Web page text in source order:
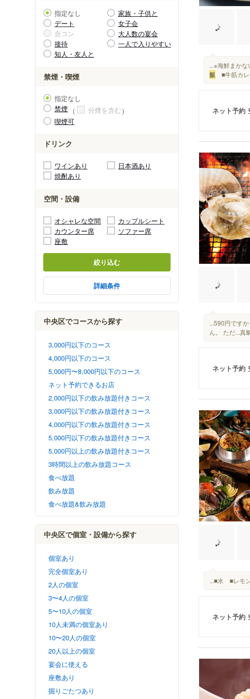
指定なし
家族・子供と
デート
女子会
合コン
大人数の宴会
接待
一人で入りやすい
知人・友人と
禁煙・喫煙
指定なし
禁煙
分煙を含む
喫煙可
ドリンク
ワインあり
日本酒あり
焼酎あり
空間・設備
オシャレな空間
カップルシート
カウンター席
ソファー席
座敷
絞り込む
詳細条件
中央区でコースから探す
3,000円以下のコース
4,000円以下のコース
5,000円〜8,000円以下のコース
ネット予約できるお店
2,000円以下の飲み放題付きコース
3,000円以下の飲み放題付きコース
4,000円以下の飲み放題付きコース
5,000円以下の飲み放題付きコース
5,000円以上の飲み放題付きコース
3時間以上の飲み放題コース
食べ放題
飲み放題
食べ放題&飲み放題
中央区で個室・設備から探す
個室あり
完全個室あり
2人の個室
3〜4人の個室
5〜10人の個室
10人未満の個室あり
10〜20人の個室
20人以上の個室
宴会に使える
座敷あり
掘りごたつあり
...※海鮮まか
飯 ■牛筋カ
ネット予約
...590円です
ん。 ただ...真
ネット予約
...■水 ■レモ
ネット予約